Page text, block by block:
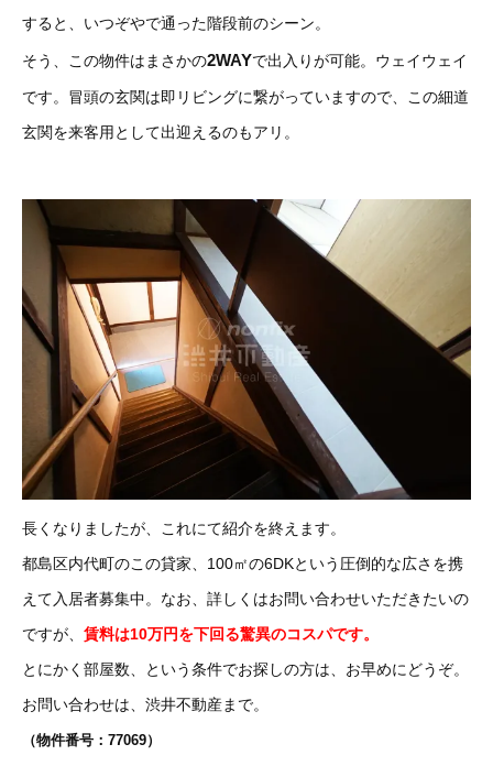
すると、いつぞやで通った階段前のシーン。
そう、この物件はまさかの2WAYで出入りが可能。ウェイウェイ
です。冒頭の玄関は即リビングに繋がっていますので、この細道
玄関を来客用として出迎えるのもアリ。
長くなりましたが、これにて紹介を終えます。
都島区内代町のこの貸家、100㎡の6DKという圧倒的な広さを携
えて入居者募集中。なお、詳しくはお問い合わせいただきたいの
ですが、 賃料は10万円を下回る驚異のコスパです。
とにかく部屋数、という条件でお探しの方は、お早めにどうぞ。
お問い合わせは、渋井不動産まで。
（物件番号：77069）